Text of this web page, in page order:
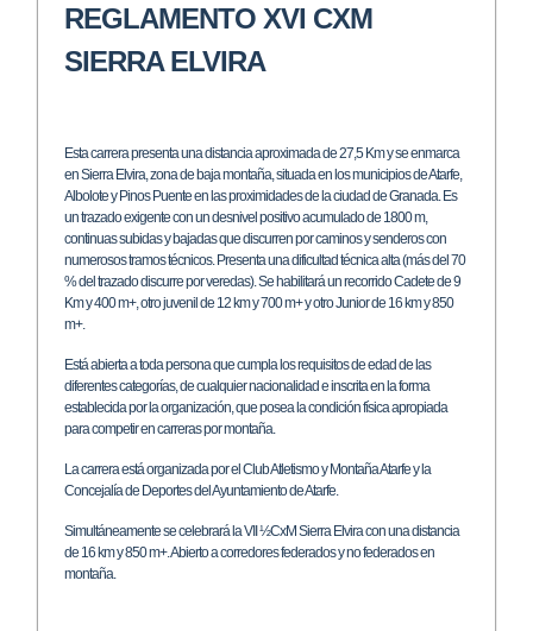
REGLAMENTO XVI CXM
SIERRA ELVIRA
Esta carrera presenta una distancia aproximada de 27,5 Km y se enmarca
en Sierra Elvira, zona de baja montaña, situada en los municipios de Atarfe,
Albolote y Pinos Puente en las proximidades de la ciudad de Granada. Es
un trazado exigente con un desnivel positivo acumulado de 1800 m,
continuas subidas y bajadas que discurren por caminos y senderos con
numerosos tramos técnicos. Presenta una dificultad técnica alta (más del 70
% del trazado discurre por veredas). Se habilitará un recorrido Cadete de 9
Km y 400 m+, otro juvenil de 12 km y 700 m+ y otro Junior de 16 km y 850
m+.
Está abierta a toda persona que cumpla los requisitos de edad de las
diferentes categorías, de cualquier nacionalidad e inscrita en la forma
establecida por la organización, que posea la condición física apropiada
para competir en carreras por montaña.
La carrera está organizada por el Club Atletismo y Montaña Atarfe y la
Concejalía de Deportes del Ayuntamiento de Atarfe.
Simultáneamente se celebrará la VII ½CxM Sierra Elvira con una distancia
de 16 km y 850 m+. Abierto a corredores federados y no federados en
montaña.